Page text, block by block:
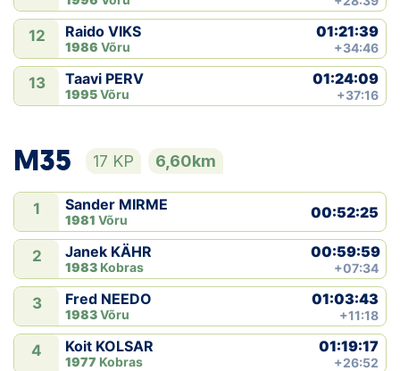
12 Raido VIKS
1986 Võru
01:21:39
+34:46
13 Taavi PERV
1995Võru
01:24:09
+37:16
M35 17 KP 6,60km
1 Sander MIRME
1981 Võru 00:52:25
2 Janek KÄHR
1983 Kobras
00:59:59
+07:34
3 Fred NEEDO
1983Võru
01:03:43
+11:18
4 Koit KOLSAR
1977 Kobras
01:19:17
+26:52